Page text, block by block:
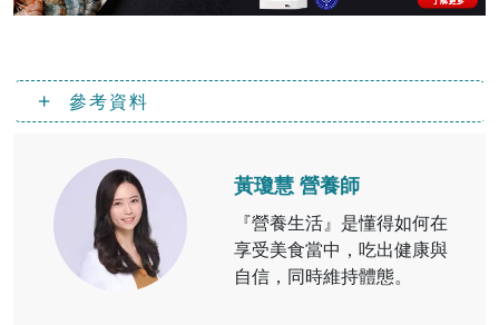
參考資料
黃瓊慧 營養師
『營養生活』是懂得如何在
享受美食當中，吃出健康與
自信，同時維持體態。